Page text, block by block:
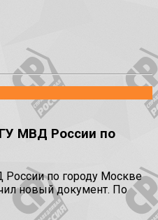
МВД России по
по городу Москве
новый документ. По